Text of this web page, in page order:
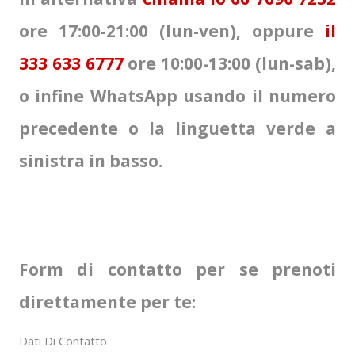
ore 17:00-21:00 (lun-ven), oppure il
333 633 6777ore 10:00-13:00 (lun-sab),
o infine WhatsApp usando il numero
precedente o la linguetta verde a
sinistra in basso.
Form di contatto per se prenoti
direttamente per te:
Dati Di Contatto